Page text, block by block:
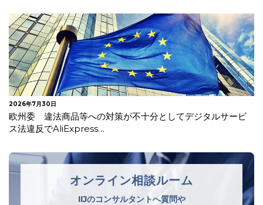
2026年7月27日
【更新】EUがAI法一部改正を採択
オンライン相談ルーム
IIJのコンサルタントへ質問や